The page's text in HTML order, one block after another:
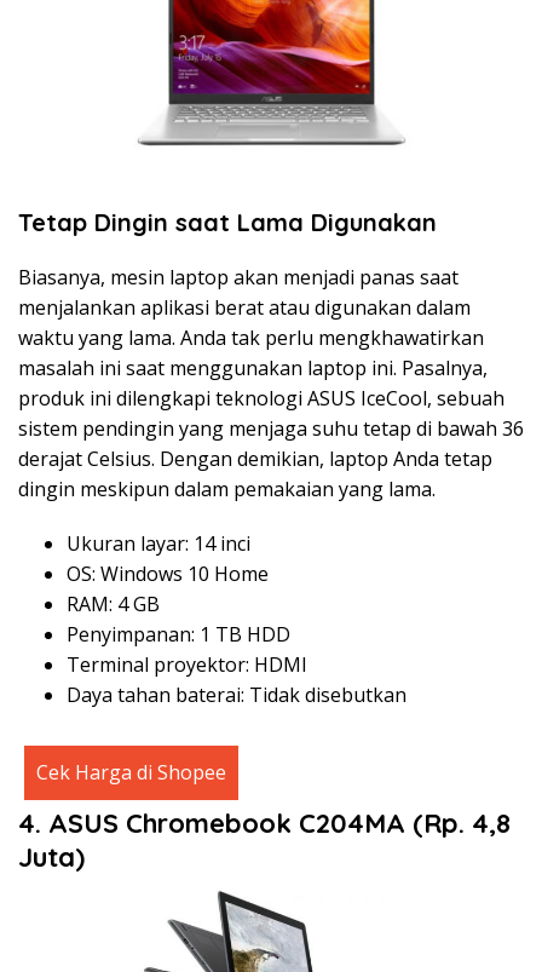
Tetap Dingin saat Lama Digunakan
Biasanya, mesin laptop akan menjadi panas saat
menjalankan aplikasi berat atau digunakan dalam
waktu yang lama. Anda tak perlu mengkhawatirkan
masalah ini saat menggunakan laptop ini. Pasalnya,
produk ini dilengkapi teknologi ASUS IceCool, sebuah
sistem pendingin yang menjaga suhu tetap di bawah 36
derajat Celsius. Dengan demikian, laptop Anda tetap
dingin meskipun dalam pemakaian yang lama.
Ukuran layar: 14 inci
OS: Windows 10 Home
RAM: 4 GB
Penyimpanan: 1 TB HDD
Terminal proyektor: HDMI
Daya tahan baterai: Tidak disebutkan
Cek Harga di Shopee
4. ASUS Chromebook C204MA (Rp. 4,8
Juta)